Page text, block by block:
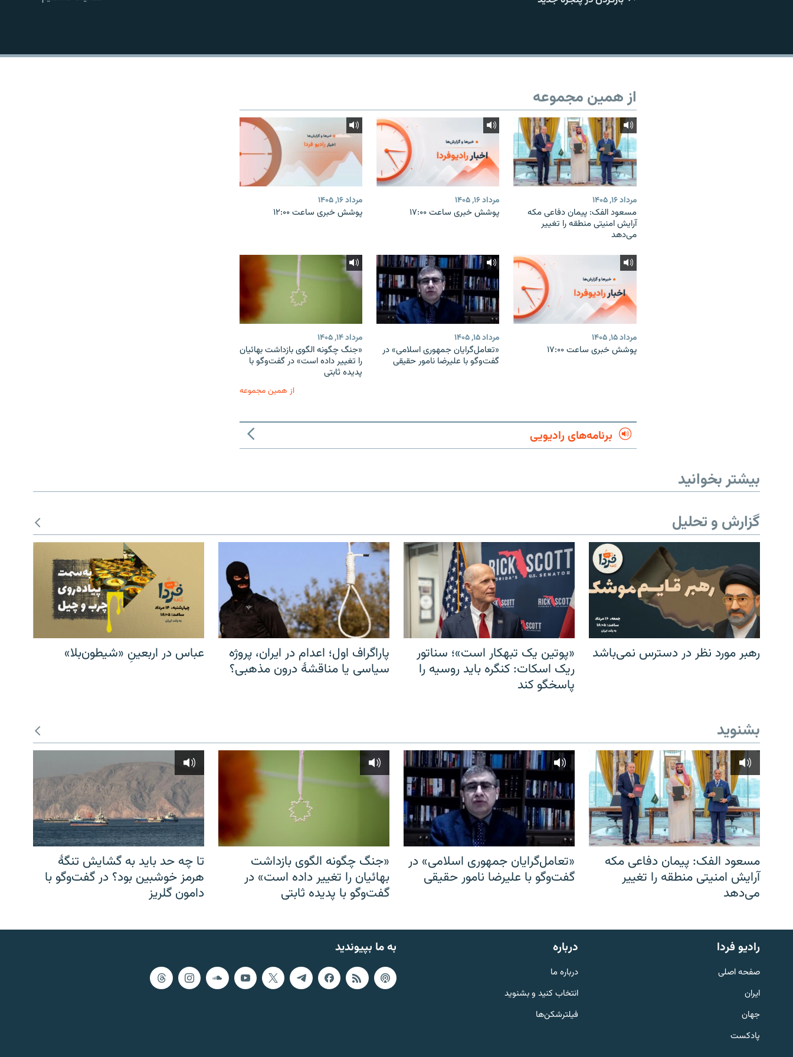
English
به ما بپیوندید
EMBED
از همین مجموعه
مرداد ۱۶, ۱۴۰۵
مسعود الفک: پیمان دفاعی مکه
آرایش امنیتی منطقه را تغییر
می‌دهد
مرداد ۱۶, ۱۴۰۵
پوشش خبری ساعت ۱۷:۰۰
مرداد ۱۶, ۱۴۰۵
پوشش خبری ساعت ۱۲:۰۰
مرداد ۱۵, ۱۴۰۵
پوشش خبری ساعت ۱۷:۰۰
مرداد ۱۵, ۱۴۰۵
«تعامل‌گرایان جمهوری اسلامی» در
گفت‌وگو با علیرضا نامور حقیقی
مرداد ۱۴, ۱۴۰۵
«جنگ چگونه الگوی بازداشت بهائیان
را تغییر داده است» در گفت‌وگو با
پدیده ثابتی
از همین مجموعه
برنامه‌های رادیویی
بیشتر بخوانید
گزارش و تحلیل
رهبر مورد نظر در دسترس نمی‌باشد
«پوتین یک تبهکار است»؛ سناتور
ریک اسکات: کنگره باید روسیه را
پاسخگو کند
پاراگراف اول؛ اعدام در ایران، پروژه
سیاسی یا مناقشهٔ درون مذهبی؟
عباس در اربعینِ «شیطون‌بلا»
بشنوید
مسعود الفک: پیمان دفاعی مکه
آرایش امنیتی منطقه را تغییر
می‌دهد
«تعامل‌گرایان جمهوری اسلامی» در
گفت‌وگو با علیرضا نامور حقیقی
«جنگ چگونه الگوی بازداشت
بهائیان را تغییر داده است» در
گفت‌وگو با پدیده ثابتی
تا چه حد باید به گشایش تنگهٔ
هرمز خوشبین بود؟ در گفت‌وگو با
دامون گلریز
به ما بپیوندید رادیو فردا
صفحه اصلی
ایران
جهان
پادکست
درباره
درباره ما
انتخاب کنید و بشنوید
فیلترشکن‌ها